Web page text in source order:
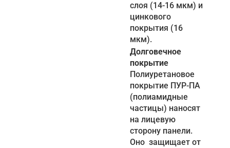
слоя (14-16 мкм) и
цинкового
покрытия (16
мкм).
Долговечное
покрытие
Полиуретановое
покрытие ПУР-ПА
(полиамидные
частицы) наносят
на лицевую
сторону панели.
Оно защищает от